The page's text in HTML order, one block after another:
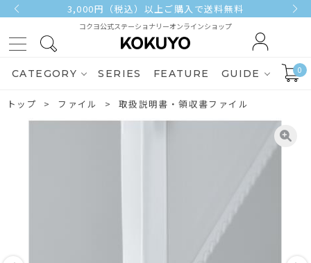
3,000円（税込）以上ご購入で送料無料
コクヨ公式ステーショナリーオンラインショップ
CATEGORY SERIES FEATURE GUIDE 0
トップ ファイル 取扱説明書・領収書ファイル